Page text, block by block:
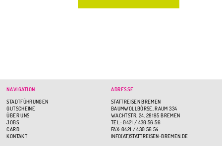
NAVIGATION
STADTFÜHRUNGEN
GUTSCHEINE
ÜBER UNS
JOBS
CARD
KONTAKT
ADRESSE
STATTREISEN BREMEN
BAUMWOLLBÖRSE, RAUM 334
WACHTSTR. 24, 28195 BREMEN
TEL.: 0421 / 430 56 56
FAX: 0421 / 430 56 54
INFO(AT)STATTREISEN-BREMEN.DE